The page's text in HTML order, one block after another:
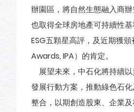
辦園區，將自然生態融入商
也取得全球房地產可持續性
ESG五顆星高評，及近期獲
Awards, IPA）的肯定。
展望未來，中石化將持續
發展行動方案，推動綠色石
整合，以期創造股東、企業及